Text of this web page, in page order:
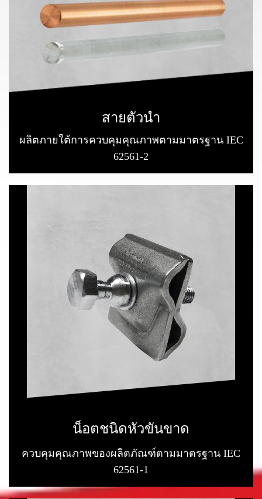
สายตัวนํา
ผลิตภายใต้การควบคุมคุณภาพตามมาตรฐาน IEC
62561-2
น็อตชนิดหัวขันขาด
ควบคุมคุณภาพของผลิตภัณฑ์ตามมาตรฐาน IEC
62561-1